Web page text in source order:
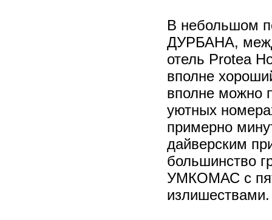
В небольшом
ДУРБАНА,
отель Protea
вполне
вполне можно
уютных
примерно
дайверским
большинство
УМКОМАС с
излишествами.